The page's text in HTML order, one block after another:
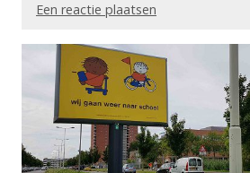
Een reactie plaatsen